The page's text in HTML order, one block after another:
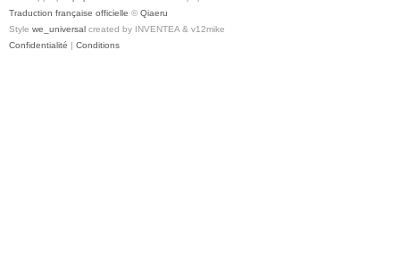
Traduction française officielle © Qiaeru
Style we_universal created by INVENTEA & v12mike
Confidentialité | Conditions